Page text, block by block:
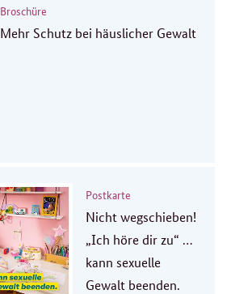
Broschüre
Mehr Schutz bei häuslicher Gewalt
Postkarte
Nicht wegschieben!
„Ich höre dir zu“ …
kann sexuelle
Gewalt beenden.